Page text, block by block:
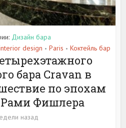
Дизайн бара
design • Paris • Коктейль бар
бара Cravan в
по эпохам
Рами Фишлера
назад